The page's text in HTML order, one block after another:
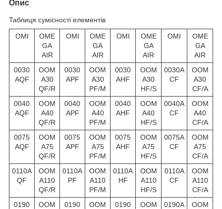
Опис
Таблиця сумісності елементів
OMI
OME
GA
AIR
OMI
OME
GA
AIR
OMI
OME
GA
AIR
OMI
OME
GA
AIR
0030
AQF
OOM
A30
QF/R
0030
APF
OOM
A30
PF/M
0030
AHF
OOM
A30
HF/S
0030A
CF
OOM
A30
CF/A
0040
AQF
OOM
A40
QF/R
0040
APF
OOM
A40
PF/M
0040
AHF
OOM
A40
HF/S
0040A
CF
OOM
A40
CF/A
0075
AQF
OOM
A75
QF/R
0075
APF
OOM
A75
PF/M
0075
AHF
OOM
A75
HF/S
0075A
CF
OOM
A75
CF/A
0110A
QF
OOM
A110
QF/R
0110A
PF
OOM
A110
PF/M
0110A
HF
OOM
A110
HF/S
0110A
CF
OOM
A110
CF/A
0190
OOM
0190
OOM
0190
OOM
0190A
OOM